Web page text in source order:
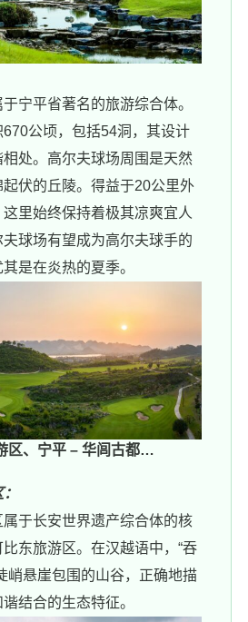
宁平省著名的旅游综合体。
公顷，包括54洞，其设计
处。高尔夫球场周围是天然
伏的丘陵。得益于20公里外
里始终保持着极其凉爽宜人
球场有望成为高尔夫球手的
是在炎热的夏季。
区、宁平 – 华闾古都…
于长安世界遗产综合体的核
东旅游区。在汉越语中，“吞
峭悬崖包围的山谷，正确地描
结合的生态特征。